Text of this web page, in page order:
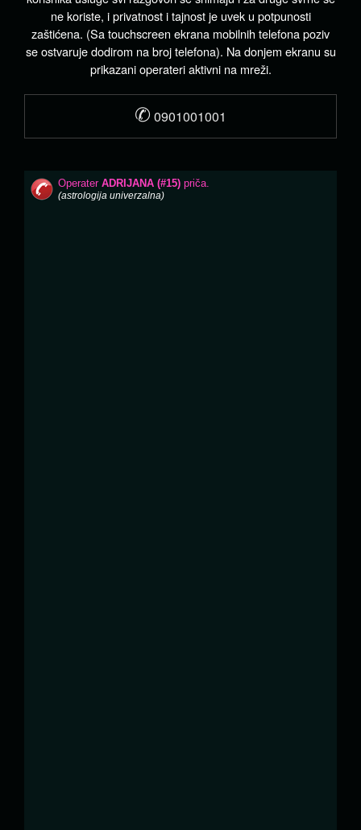
ne koriste, i privatnost i tajnost je uvek u potpunosti
zaštićena. (Sa touchscreen ekrana mobilnih telefona poziv
se ostvaruje dodirom na broj telefona). Na donjem ekranu su
prikazani operateri aktivni na mreži.
✆ 0901001001